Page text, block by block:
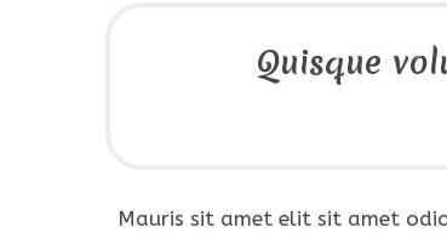
Quisque
Mauris sit amet elit sit amet